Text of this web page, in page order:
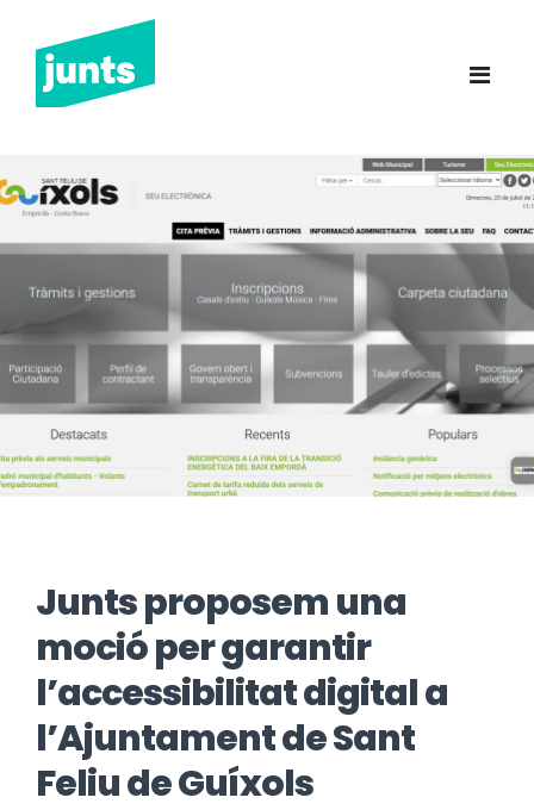
Junts Sant Feliu de
Guíxols
CANDIDATURA 2023
BUTLLETINS
INCIDÈNCIES
CONTACTE
Junts proposem una
moció per garantir
l’accessibilitat digital a
l’Ajuntament de Sant
Feliu de Guíxols